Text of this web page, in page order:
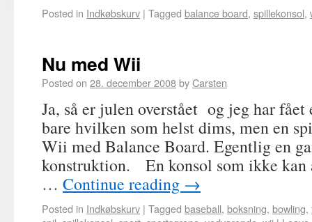
Posted in Indkøbskurv | Tagged balance board, spillekonsol,
Nu med Wii
Posted on 28. december 2008byCarsten
Ja, så er julen overstået og jeg har
bare hvilken som helst dims, men en
Wii med Balance Board. Egentlig en
konstruktion. En konsol som ikke kan
… Continue reading →
Posted in Indkøbskurv | Tagged baseball, boksning, bowling,